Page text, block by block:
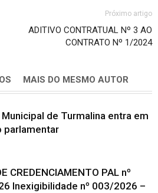
Próximo artigo
ADITIVO CONTRATUAL Nº 3 AO
CONTRATO Nº 1/2024
MAIS DO MESMO AUTOR
Municipal de Turmalina entra em
parlamentar
CREDENCIAMENTO PAL nº
Inexigibilidade nº 003/2026 –